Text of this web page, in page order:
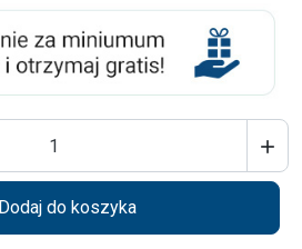

Dodaj do koszyka